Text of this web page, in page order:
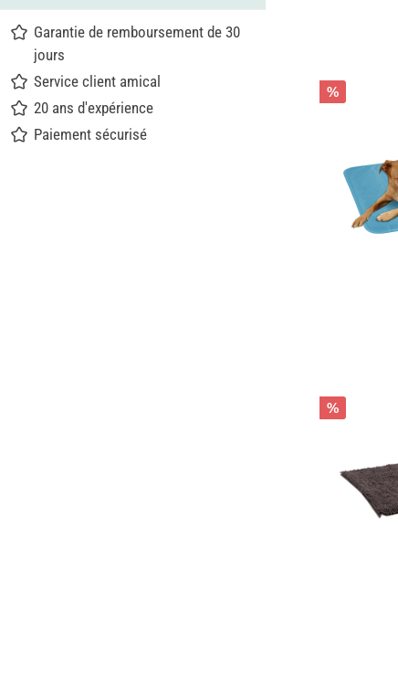
Garantie de remboursement de 30
jours
Service client amical
20 ans d'expérience
Paiement sécurisé
%
%